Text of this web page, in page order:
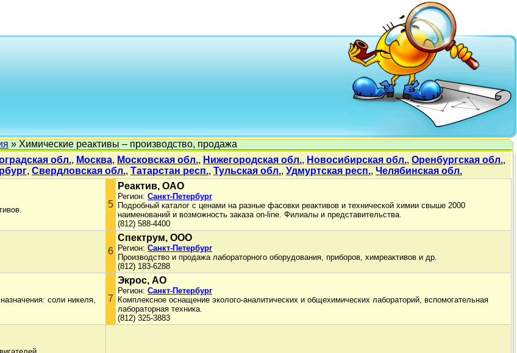
» Химические реактивы – производство, продажа
обл., Москва, Московская обл., Нижегородская обл., Новосибирская обл., Оренбургская обл.,
, Свердловская обл., Татарстан респ., Тульская обл., Удмуртская респ., Челябинская обл.
5
Реактив, ОАО
Регион: Санкт-Петербург
Подробный каталог с ценами на разные фасовки реактивов и технической химии свыше 2000
наименований и возможность заказа on-line. Филиалы и представительства.
(812) 588-4400
6
Спектрум, ООО
Регион: Санкт-Петербург
Производство и продажа лабораторного оборудования, приборов, химреактивов и др.
(812) 183-6288
соли никеля,
7
Экрос, АО
Регион: Санкт-Петербург
Комплексное оснащение эколого-аналитических и общехимических лабораторий, вспомогательная
лабораторная техника.
(812) 325-3883